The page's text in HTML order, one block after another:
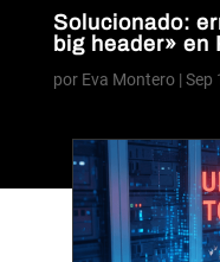
Solucionado:
big header» en
por Eva Montero| Sep